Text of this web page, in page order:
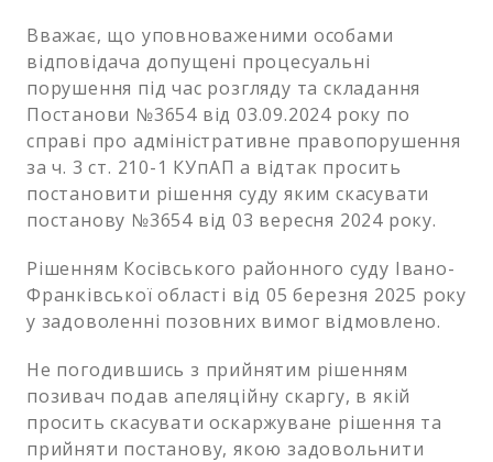
Вважає, що уповноваженими особами
відповідача допущені процесуальні
порушення під час розгляду та складання
Постанови №3654 від 03.09.2024 року по
справі про адміністративне правопорушення
за ч. 3 ст. 210-1 КУпАП а відтак просить
постановити рішення суду яким скасувати
постанову №3654 від 03 вересня 2024 року.
Рішенням Косівського районного суду Івано-
Франківської області від 05 березня 2025 року
у задоволенні позовних вимог відмовлено.
Не погодившись з прийнятим рішенням
позивач подав апеляційну скаргу, в якій
просить скасувати оскаржуване рішення та
прийняти постанову, якою задовольнити